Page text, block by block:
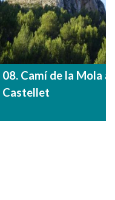
08. Camí de la Mola al
Castellet